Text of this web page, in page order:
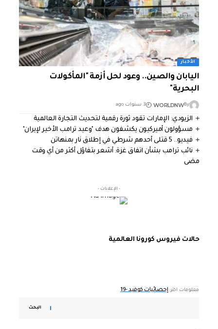
الأخبار
اليابان والصين.. وعود لحل أزمة "المأكولات
البحرية"
By
WORLDNW 3 سنوات ago
الزيودي: الإمارات تقود ثورة رقمية لتحديث التجارة العالمية
مسؤولون أميركيون يكشفون هدف "وعيد ترامب الأخير لإيران"
فيديو.. 5 قتلى أحدهم شرطي في إطلاق نار بمنهاتن
نائب ترامب بشأن اتفاق غزة: أشعر بتفاؤل أكثر من أي وقت
مضى
- الإعلانات -
حالات فيروس كورونا العالمية
معلومات اكثر: إحصائيات كوفيد -19
البحث